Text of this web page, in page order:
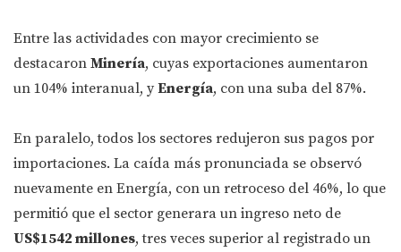
Entre las actividades con mayor crecimiento se
destacaron Minería, cuyas exportaciones aumentaron
un 104% interanual, yEnergía, con una suba del 87%.
En paralelo, todos los sectores redujeron sus pagos por
importaciones. La caída más pronunciada se observó
nuevamente en Energía, con un retroceso del 46%, lo que
permitió que el sector generara un ingreso neto de
US$1542 millones, tres veces superior al registrado un